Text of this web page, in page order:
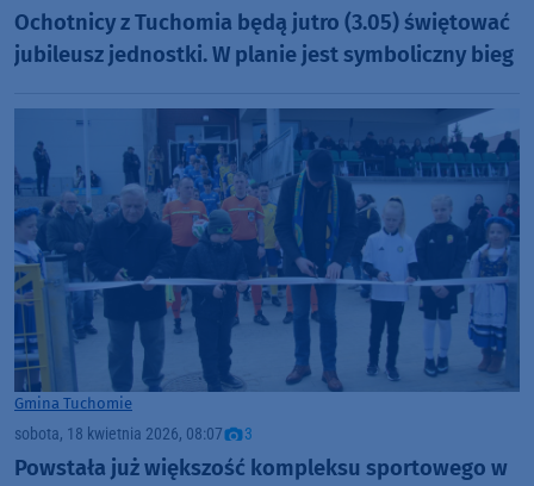
Ochotnicy z Tuchomia będą jutro (3.05) świętować
jubileusz jednostki. W planie jest symboliczny bieg
Gmina Tuchomie
sobota, 18 kwietnia 2026, 08:07 3
Powstała już większość kompleksu sportowego w